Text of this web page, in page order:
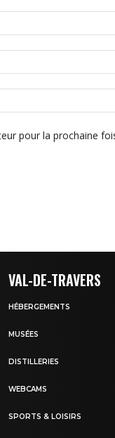
pour la prochaine
VAL-DE-TRAVERS
HÉBERGEMENTS
MUSÉES
DISTILLERIES
WEBCAMS
SPORTS & LOISIRS